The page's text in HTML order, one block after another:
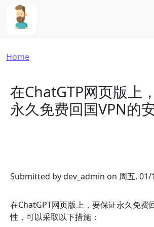
Skip to main content
Breadcrumb
Home
在ChatGTP网页版上
永久免费回国VPN的
Submitted bydev_admin on 周五,
在ChatGPT网页版上，要保证永久免费
性，可以采取以下措施：